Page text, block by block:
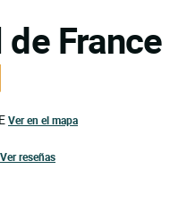
France
Ver en el mapa
Ver reseñas